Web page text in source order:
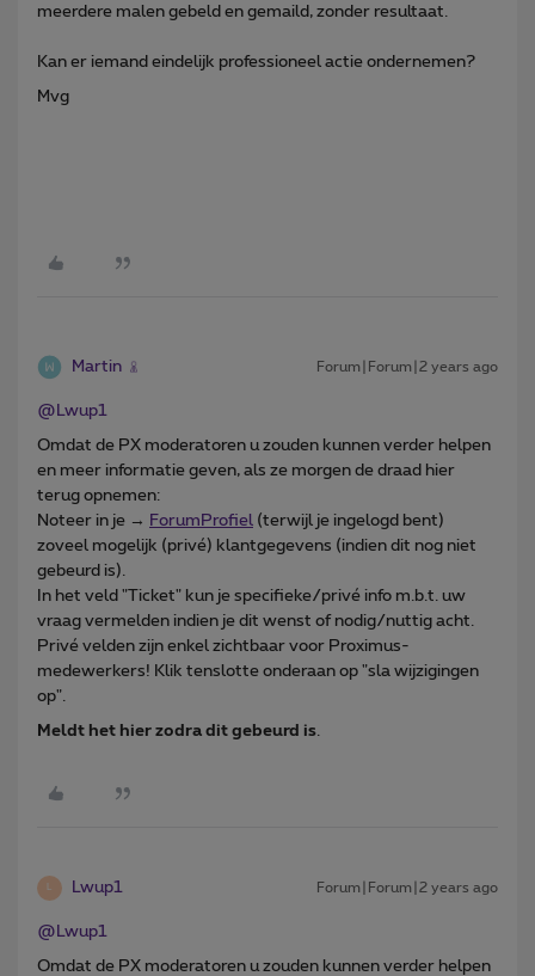
meerdere malen gebeld en gemaild, zonder resultaat.
Kan er iemand eindelijk professioneel actie ondernemen?
Mvg
Martin Forum|Forum|2 years ago
@Lwup1
Omdat de PX moderatoren u zouden kunnen verder helpen
en meer informatie geven, als ze morgen de draad hier
terug opnemen:
Noteer in je → ForumProfiel (terwijl je ingelogd bent)
zoveel mogelijk (privé) klantgegevens (indien dit nog niet
gebeurd is).
In het veld "Ticket" kun je specifieke/privé info m.b.t. uw
vraag vermelden indien je dit wenst of nodig/nuttig acht.
Privé velden zijn enkel zichtbaar voor Proximus-
medewerkers! Klik tenslotte onderaan op "sla wijzigingen
op".
Meldt het hier zodra dit gebeurd is
L Lwup1 Forum|Forum|2 years ago
@Lwup1
Omdat de PX moderatoren u zouden kunnen verder helpen